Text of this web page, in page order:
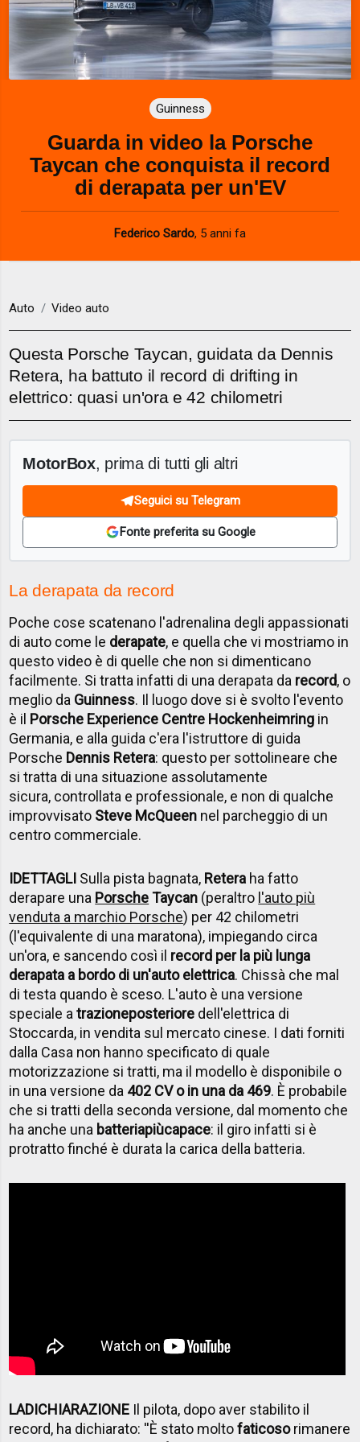
Guinness
Guarda in video la Porsche
Taycan che conquista il record
di derapata per un'EV
Federico Sardo, 5 anni fa
Auto Video auto
Questa Porsche Taycan, guidata da Dennis
Retera, ha battuto il record di drifting in
elettrico: quasi un'ora e 42 chilometri
MotorBox, prima di tutti gli altri
Seguici su Telegram
Fonte preferita su Google
La derapata da record
Poche cose scatenano l'adrenalina degli appassionati
di auto come le derapate, e quella che vi mostriamo in
questo video è di quelle che non si dimenticano
facilmente. Si tratta infatti di una derapata da record, o
meglio da Guinness. Il luogo dove si è svolto l'evento
è il Porsche Experience Centre Hockenheimring in
Germania, e alla guida c'era l'istruttore di guida
Porsche Dennis Retera: questo per sottolineare che
si tratta di una situazione assolutamente
sicura, controllata e professionale, e non di qualche
improvvisato Steve McQueen nel parcheggio di un
centro commerciale.
IDETTAGLI Sulla pista bagnata, Retera ha fatto
derapare una PorscheTaycan (peraltro l'auto più
venduta a marchio Porsche) per 42 chilometri
(l'equivalente di una maratona), impiegando circa
un'ora, e sancendo così il record per la più lunga
derapata a bordo di un'auto elettrica. Chissà che mal
di testa quando è sceso. L'auto è una versione
speciale atrazioneposteriore dell'elettrica di
Stoccarda, in vendita sul mercato cinese. I dati forniti
dalla Casa non hanno specificato di quale
motorizzazione si tratti, ma il modello è disponibile o
in una versione da 402 CV o in una da 469. È probabile
che si tratti della seconda versione, dal momento che
ha anche una batteriapiùcapace: il giro infatti si è
protratto finché è durata la carica della batteria.
LADICHIARAZIONE Il pilota, dopo aver stabilito il
record, ha dichiarato: ''È stato moltofaticosorimanere